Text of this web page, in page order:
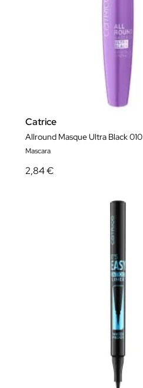
Catrice
Allround Masque Ultra Black 010
Mascara
2,84 €